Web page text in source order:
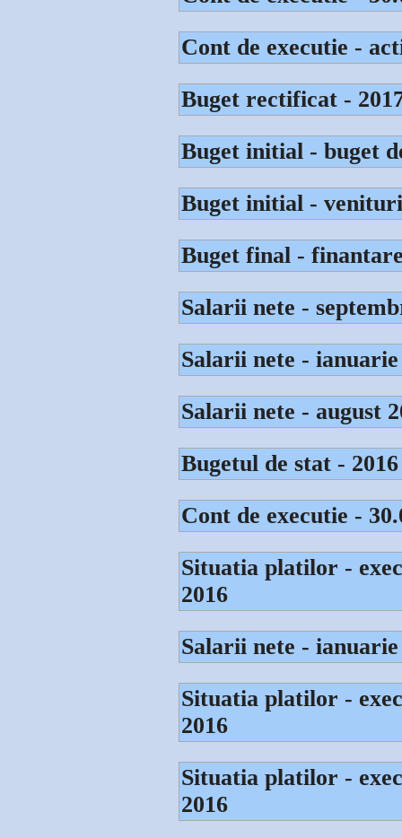
Cont de executie -
Buget rectificat -
Buget initial - buget
Buget initial -
Buget final -
Salarii nete -
Salarii nete - ianuarie
Salarii nete - august
Bugetul de stat -
Cont de executie -
Situatia platilor -
2016
Salarii nete - ianuarie
Situatia platilor -
2016
Situatia platilor -
2016